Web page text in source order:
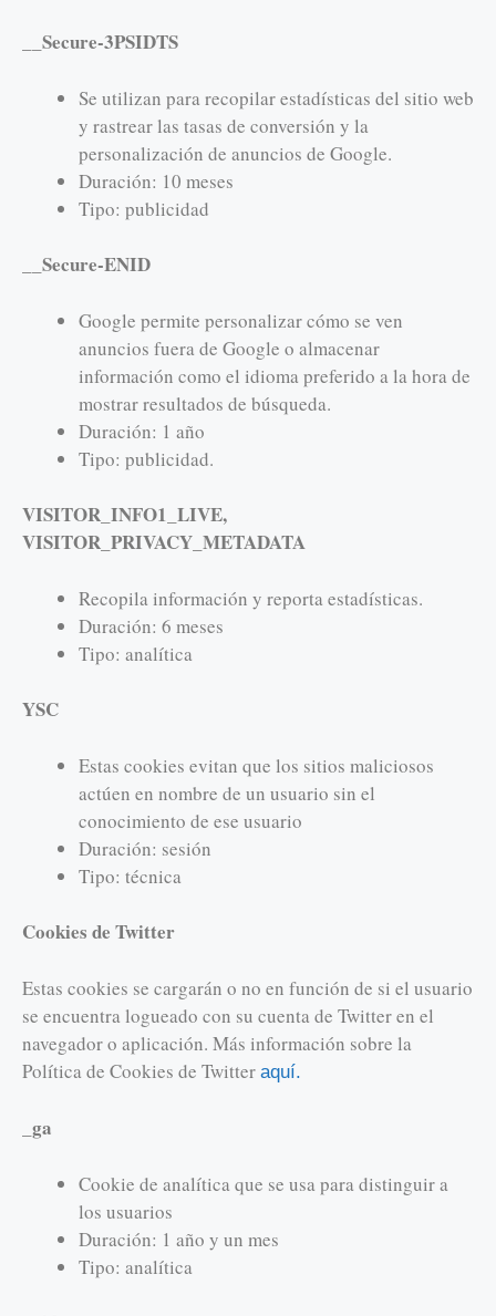
__Secure-3PSIDTS
Se utilizan para recopilar estadísticas del sitio web
y rastrear las tasas de conversión y la
personalización de anuncios de Google.
Duración: 10 meses
Tipo: publicidad
__Secure-ENID
Google permite personalizar cómo se ven
anuncios fuera de Google o almacenar
información como el idioma preferido a la hora de
mostrar resultados de búsqueda.
Duración: 1 año
Tipo: publicidad.
VISITOR_INFO1_LIVE,
VISITOR_PRIVACY_METADATA
Recopila información y reporta estadísticas.
Duración: 6 meses
Tipo: analítica
YSC
Estas cookies evitan que los sitios maliciosos
actúen en nombre de un usuario sin el
conocimiento de ese usuario
Duración: sesión
Tipo: técnica
Cookies de Twitter
Estas cookies se cargarán o no en función de si el usuario
se encuentra logueado con su cuenta de Twitter en el
navegador o aplicación. Más información sobre la
Política de Cookies de Twitter aquí.
_ga
Cookie de analítica que se usa para distinguir a
los usuarios
Duración: 1 año y un mes
Tipo: analítica